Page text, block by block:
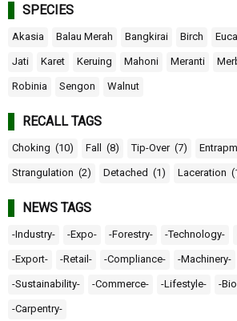
SPECIES
Akasia Balau Merah Bangkirai Birch
Jati Karet Keruing Mahoni Meranti
Robinia Sengon Walnut
RECALL TAGS
Choking (10) Fall (8) Tip-Over (7)
Strangulation (2) Detached (1) Laceration
NEWS TAGS
-Industry- -Expo- -Forestry- -Technology-
-Export- -Retail- -Compliance- -Machinery-
-Sustainability- -Commerce- -Lifestyle- -
-Carpentry-